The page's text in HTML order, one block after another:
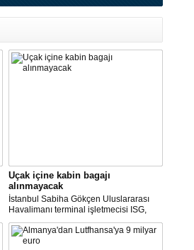
Uçak içine kabin bagajı
alınmayacak
İstanbul Sabiha Gökçen Uluslararası
Havalimanı terminal işletmecisi ISG,
yarın başlayacak iç hat uçuşlarında
uçak içerisine kabin bagajı kabul
edilmeyeceğini duyurdu.